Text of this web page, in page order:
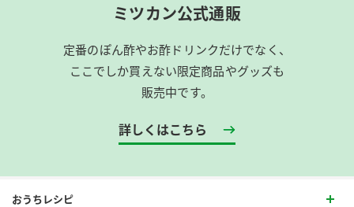
ミツカン公式通販
定番のぽん酢やお酢ドリンクだけでなく、
ここでしか買えない限定商品やグッズも
販売中です。
詳しくはこちら
おうちレシピ